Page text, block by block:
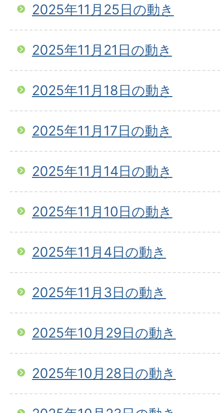
2025年11月25日の動き
2025年11月21日の動き
2025年11月18日の動き
2025年11月17日の動き
2025年11月14日の動き
2025年11月10日の動き
2025年11月4日の動き
2025年11月3日の動き
2025年10月29日の動き
2025年10月28日の動き